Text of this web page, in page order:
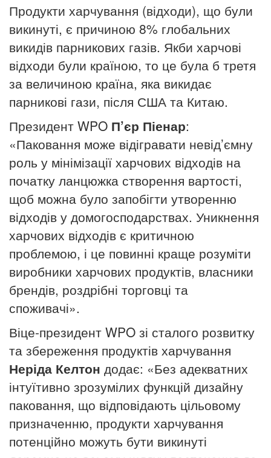
Продукти харчування (відходи), що були
викинуті, є причиною 8% глобальних
викидів парникових газів. Якби харчові
відходи були країною, то це була б третя
за величиною країна, яка викидає
парникові гази, після США та Китаю.
Президент WPO П’єр Піенар:
«Паковання може відігравати невід’ємну
роль у мінімізації харчових відходів на
початку ланцюжка створення вартості,
щоб можна було запобігти утворенню
відходів у домогосподарствах. Уникнення
харчових відходів є критичною
проблемою, і це повинні краще розуміти
виробники харчових продуктів, власники
брендів, роздрібні торговці та
споживачі».
Віце-президент WPO зі сталого розвитку
та збереження продуктів харчування
Неріда Келтон додає: «Без адекватних
інтуїтивно зрозумілих функцій дизайну
паковання, що відповідають цільовому
призначенню, продукти харчування
потенційно можуть бути викинуті